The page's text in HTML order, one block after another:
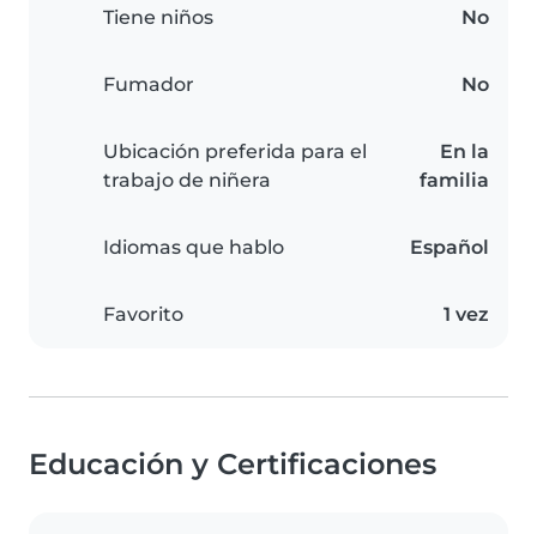
Tiene niños No
Fumador No
Ubicación preferida para el
trabajo de niñera
En la
familia
Idiomas que hablo Español
Favorito 1 vez
Educación y Certificaciones